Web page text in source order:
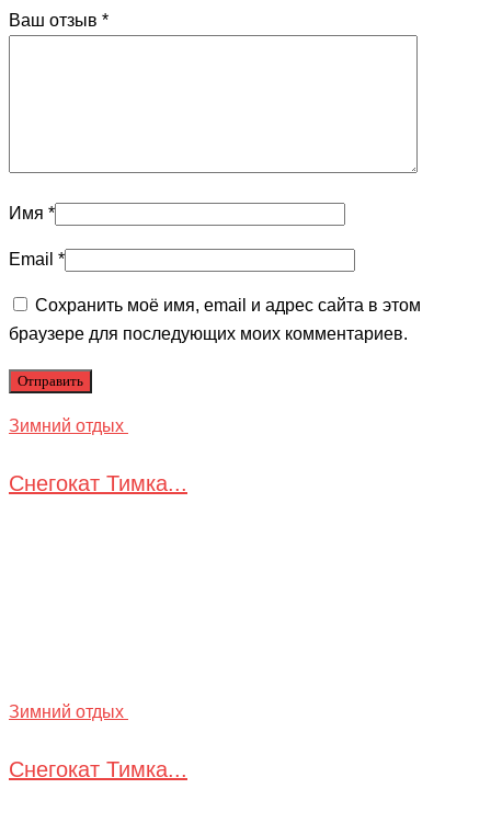
Ваш отзыв *
Имя *
Email *
Сохранить моё имя, email и адрес сайта в этом
браузере для последующих моих комментариев.
Зимний отдых
Снегокат Тимка...
Зимний отдых
Снегокат Тимка...